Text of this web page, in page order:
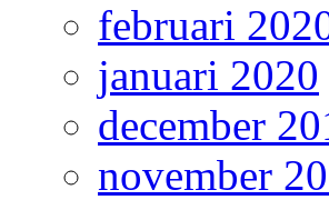
februari
januari 2020
december
november